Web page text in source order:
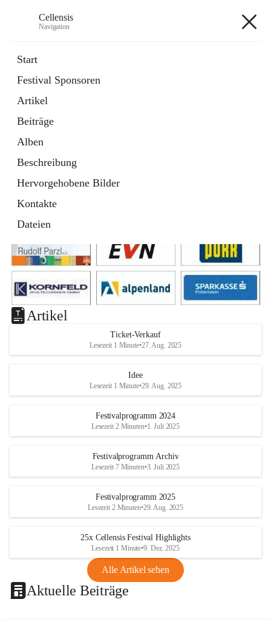
Cellensis
Navigation
Start
Festival Sponsoren
Artikel
Beiträge
Alben
Beschreibung
Hervorgehobene Bilder
Kontakte
Dateien
Festival Sponsoren
Artikel
Ticket-Verkauf
Lesezeit 1 Minute•27. Aug. 2025
Idee
Lesezeit 1 Minute•29. Aug. 2025
Festivalprogramm 2024
Lesezeit 2 Minuten•1. Juli 2025
Festivalprogramm Archiv
Lesezeit 7 Minuten•3. Juli 2025
Festivalprogramm 2025
Lesezeit 2 Minuten•29. Aug. 2025
25x Cellensis Festival Highlights
Lesezeit 1 Minute•9. Dez. 2025
Alle Artikel sehen
Aktuelle Beiträge